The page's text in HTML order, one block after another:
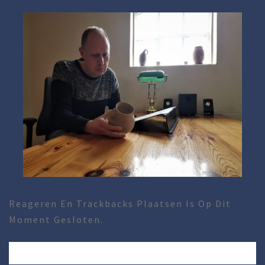
Reageren En Trackbacks Plaatsen Is Op Dit
Moment Gesloten.